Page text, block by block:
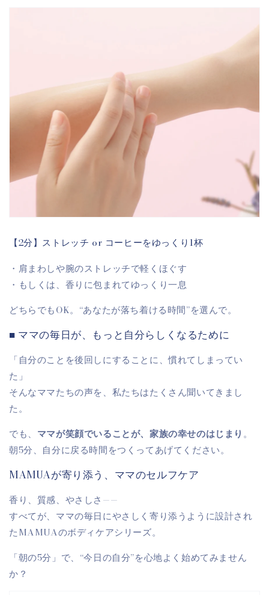
【2分】ストレッチ or コーヒーをゆっくり1杯
・肩まわしや腕のストレッチで軽くほぐす
・もしくは、香りに包まれてゆっくり一息
どちらでもOK。“あなたが落ち着ける時間”を選んで。
■ ママの毎日が、もっと自分らしくなるために
「自分のことを後回しにすることに、慣れてしまってい
た」
そんなママたちの声を、私たちはたくさん聞いてきまし
た。
でも、 ママが笑顔でいることが、家族の幸せのはじまり 。
朝5分、自分に戻る時間をつくってあげてください。
MAMUAが寄り添う、ママのセルフケア
香り、質感、やさしさ——
すべてが、ママの毎日にやさしく寄り添うように設計され
たMAMUAのボディケアシリーズ。
「朝の5分」で、“今日の自分”を心地よく始めてみません
か？